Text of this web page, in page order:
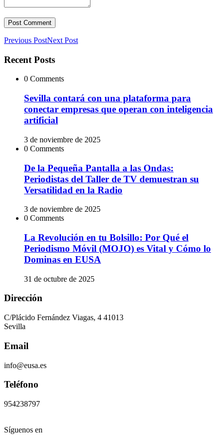
Previous PostNext Post
Recent Posts
0 Comments
Sevilla contará con una plataforma para
conectar empresas que operan con inteligencia
artificial
3 de noviembre de 2025
0 Comments
De la Pequeña Pantalla a las Ondas:
Periodistas del Taller de TV demuestran su
Versatilidad en la Radio
3 de noviembre de 2025
0 Comments
La Revolución en tu Bolsillo: Por Qué el
Periodismo Móvil (MOJO) es Vital y Cómo lo
Dominas en EUSA
31 de octubre de 2025
Dirección
C/Plácido Fernández Viagas, 4 41013
Sevilla
Email
info@eusa.es
Teléfono
954238797
Síguenos en